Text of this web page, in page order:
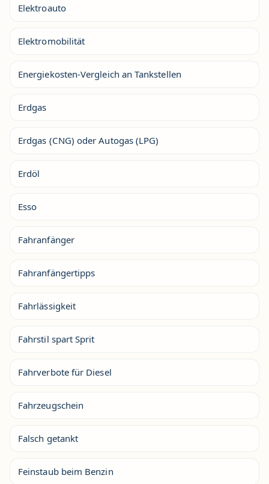
Elektroauto
Elektromobilität
Energiekosten-Vergleich an Tankstellen
Erdgas
Erdgas (CNG) oder Autogas (LPG)
Erdöl
Esso
Fahranfänger
Fahranfängertipps
Fahrlässigkeit
Fahrstil spart Sprit
Fahrverbote für Diesel
Fahrzeugschein
Falsch getankt
Feinstaub beim Benzin